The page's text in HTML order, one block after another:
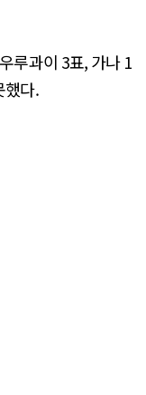
루과이 3표, 가나 1
했다.